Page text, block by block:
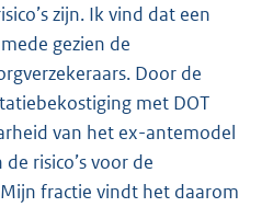
zijn. Ik vind dat een
gezien de
Door de
met DOT
van het ex-antemodel
risico’s voor de
fractie vindt het daarom